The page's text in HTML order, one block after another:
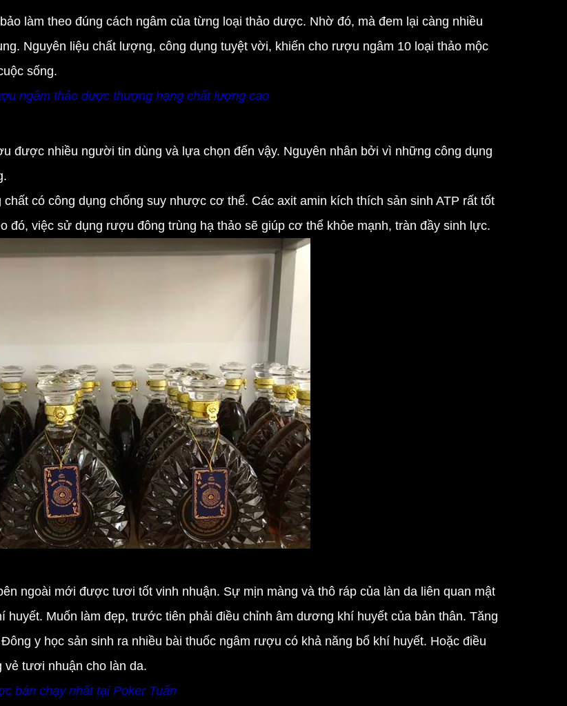
làm theo đúng cách ngâm của từng loại thảo dược. Nhờ đó, mà đem lại càng nhiều
Nguyên liệu chất lượng, công dụng tuyệt vời, khiến cho rượu ngâm 10 loại thảo mộc
sống.
ngâm thảo dược thượng hạng chất lượng cao
nhiều người tin dùng và lựa chọn đến vậy. Nguyên nhân bởi vì những công dụng
có công dụng chống suy nhược cơ thể. Các axit amin kích thích sản sinh ATP rất tốt
đó, việc sử dụng rượu đông trùng hạ thảo sẽ giúp cơ thể khỏe mạnh, tràn đầy sinh lực.
ngoài mới được tươi tốt vinh nhuận. Sự mịn màng và thô ráp của làn da liên quan mật
Muốn làm đẹp, trước tiên phải điều chỉnh âm dương khí huyết của bản thân. Tăng
y học sản sinh ra nhiều bài thuốc ngâm rượu có khả năng bổ khí huyết. Hoặc điều
vẻ tươi nhuận cho làn da.
bán chạy nhất tại Poker Tuấn